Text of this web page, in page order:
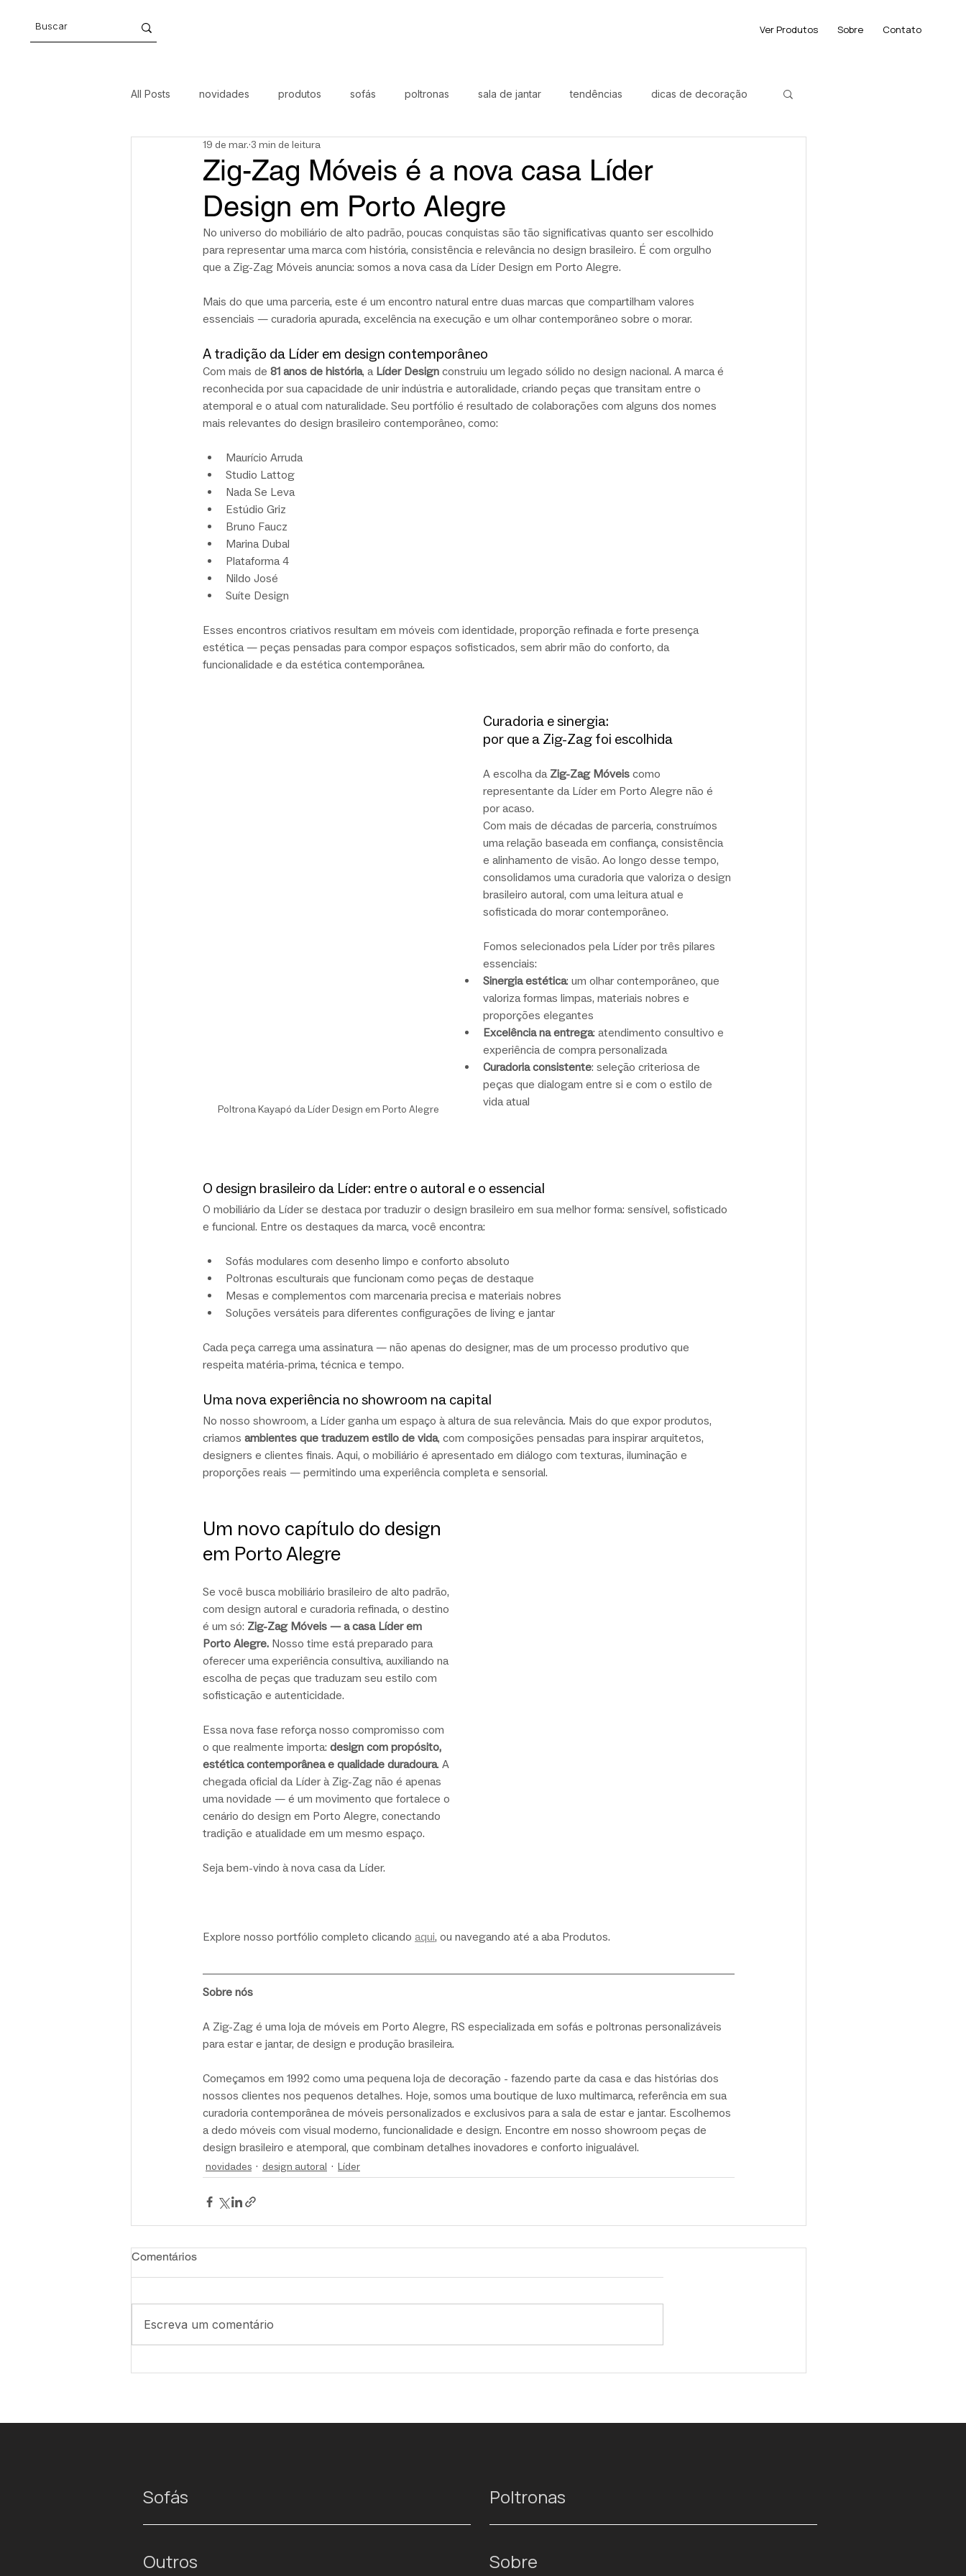
Ver Produtos Sobre Contato
All Posts novidades produtos sofás poltronas sala de jantar tendências dicas de decoração
arte design autoral
Zig-Zag Móveis é a nova casa Líder
Design em Porto Alegre
19 de mar. 3 min de leitura
No universo do mobiliário de alto padrão, poucas conquistas são tão significativas quanto ser escolhido
para representar uma marca com história, consistência e relevância no design brasileiro. É com orgulho
que a Zig-Zag Móveis anuncia: somos a nova casa da Líder Design em Porto Alegre.
Mais do que uma parceria, este é um encontro natural entre duas marcas que compartilham valores
essenciais — curadoria apurada, excelência na execução e um olhar contemporâneo sobre o morar.
A tradição da Líder em design contemporâneo
Com mais de 81 anos de história, a Líder Design construiu um legado sólido no design nacional. A marca é
reconhecida por sua capacidade de unir indústria e autoralidade, criando peças que transitam entre o
atemporal e o atual com naturalidade. Seu portfólio é resultado de colaborações com alguns dos nomes
mais relevantes do design brasileiro contemporâneo, como:
Maurício Arruda
Studio Lattog
Nada Se Leva
Estúdio Griz
Bruno Faucz
Marina Dubal
Plataforma 4
Nildo José
Suíte Design
Esses encontros criativos resultam em móveis com identidade, proporção refinada e forte presença
estética — peças pensadas para compor espaços sofisticados, sem abrir mão do conforto, da
funcionalidade e da estética contemporânea.
Poltrona Kayapó da Líder Design em Porto Alegre
Curadoria e sinergia:
por que a Zig-Zag foi escolhida
A escolha da Zig-Zag Móveis como
representante da Líder em Porto Alegre não é
por acaso.
Com mais de décadas de parceria, construímos
uma relação baseada em confiança, consistência
e alinhamento de visão. Ao longo desse tempo,
consolidamos uma curadoria que valoriza o design
brasileiro autoral, com uma leitura atual e
sofisticada do morar contemporâneo.
Fomos selecionados pela Líder por três pilares
essenciais:
Sinergia estética: um olhar contemporâneo, que
valoriza formas limpas, materiais nobres e
proporções elegantes
Excelência na entrega: atendimento consultivo e
experiência de compra personalizada
Curadoria consistente: seleção criteriosa de
peças que dialogam entre si e com o estilo de
vida atual
O design brasileiro da Líder: entre o autoral e o essencial
O mobiliário da Líder se destaca por traduzir o design brasileiro em sua melhor forma: sensível, sofisticado
e funcional. Entre os destaques da marca, você encontra:
Sofás modulares com desenho limpo e conforto absoluto
Poltronas esculturais que funcionam como peças de destaque
Mesas e complementos com marcenaria precisa e materiais nobres
Soluções versáteis para diferentes configurações de living e jantar
Cada peça carrega uma assinatura — não apenas do designer, mas de um processo produtivo que
respeita matéria-prima, técnica e tempo.
Uma nova experiência no showroom na capital
No nosso showroom, a Líder ganha um espaço à altura de sua relevância. Mais do que expor produtos,
criamos ambientes que traduzem estilo de vida, com composições pensadas para inspirar arquitetos,
designers e clientes finais. Aqui, o mobiliário é apresentado em diálogo com texturas, iluminação e
proporções reais — permitindo uma experiência completa e sensorial.
Um novo capítulo do design
em Porto Alegre
Se você busca mobiliário brasileiro de alto padrão,
com design autoral e curadoria refinada, o destino
é um só: Zig-Zag Móveis — a casa Líder em
Porto Alegre. Nosso time está preparado para
oferecer uma experiência consultiva, auxiliando na
escolha de peças que traduzam seu estilo com
sofisticação e autenticidade.
Essa nova fase reforça nosso compromisso com
o que realmente importa: design com propósito,
estética contemporânea e qualidade duradoura. A
chegada oficial da Líder à Zig-Zag não é apenas
uma novidade — é um movimento que fortalece o
cenário do design em Porto Alegre, conectando
tradição e atualidade em um mesmo espaço.
Seja bem-vindo à nova casa da Líder.
Explore nosso portfólio completo clicando aqui, ou navegando até a aba Produtos.
Sobre nós
A Zig-Zag é uma loja de móveis em Porto Alegre, RS especializada em sofás e poltronas personalizáveis
para estar e jantar, de design e produção brasileira.
Começamos em 1992 como uma pequena loja de decoração - fazendo parte da casa e das histórias dos
nossos clientes nos pequenos detalhes. Hoje, somos uma boutique de luxo multimarca, referência em sua
curadoria contemporânea de móveis personalizados e exclusivos para a sala de estar e jantar. Escolhemos
a dedo móveis com visual moderno, funcionalidade e design. Encontre em nosso showroom peças de
design brasileiro e atemporal, que combinam detalhes inovadores e conforto inigualável.
novidades design autoral Líder
Comentários
Escreva um comentário
Sofás
Outros
Poltronas
Sobre